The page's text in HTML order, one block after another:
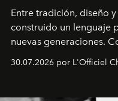
Entre tradición, diseño
construido un lenguaje
nuevas generaciones.
Dubray, la responsable
Latinoamérica, sobre
30.07.2026 por L'Officiel